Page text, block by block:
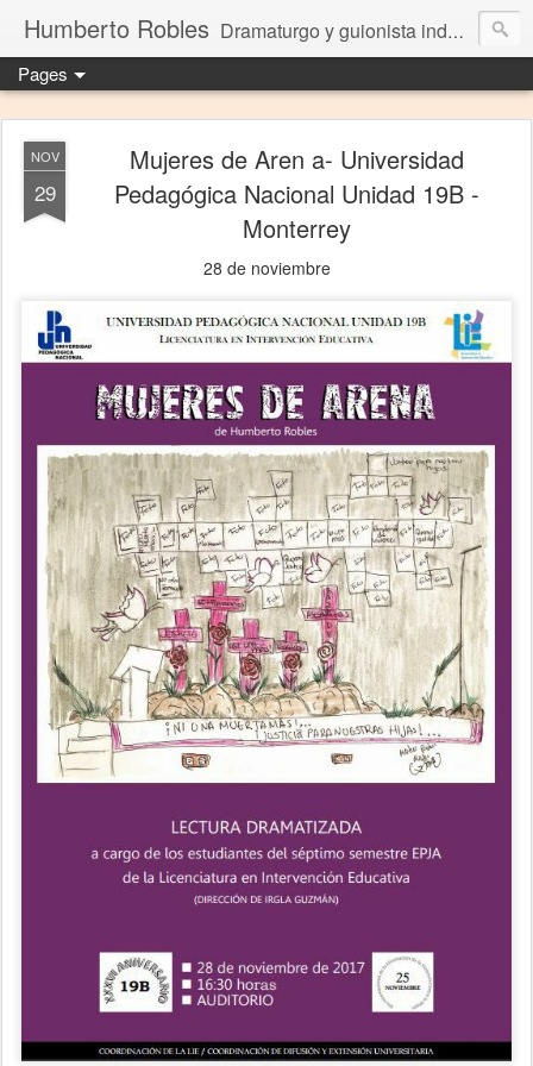
Humberto Robles Dramaturgo y guionista independiente
Pages
NOV
29
Mujeres de Aren a- Universidad
Pedagógica Nacional Unidad 19B -
Monterrey
28 de noviembre